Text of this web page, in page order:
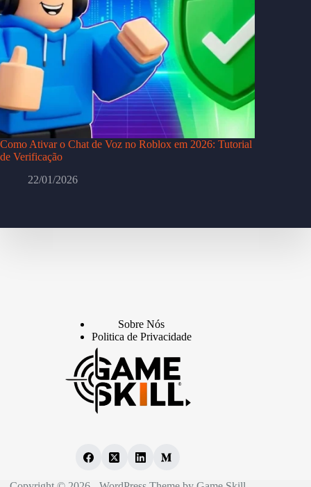
Como Ativar o Chat de Voz no Roblox em 2026: Tutorial
de Verificação
22/01/2026
Sobre Nós
Politica de Privacidade